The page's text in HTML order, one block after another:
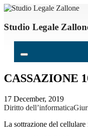
Studio Legale
CASSAZIONE
17 December, 2019
Diritto dell’informatica
La sottrazione del